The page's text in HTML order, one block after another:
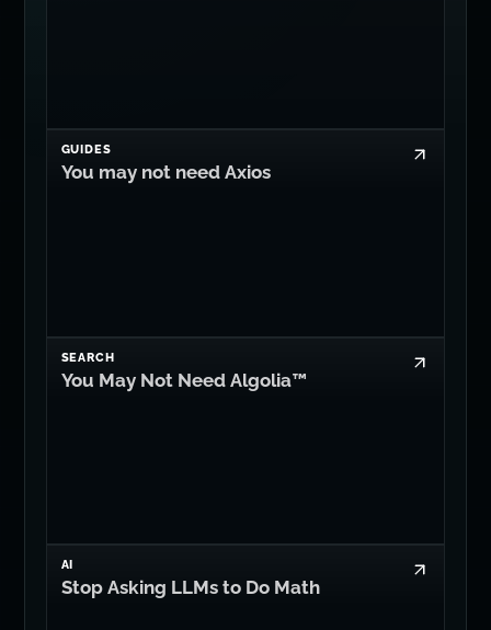
GUIDES
You may not need Axios
SEARCH
You May Not Need Algolia™
AI
Stop Asking LLMs to Do Math